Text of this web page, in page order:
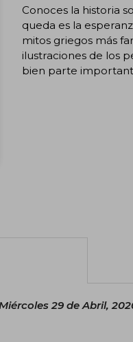
Conoces la historia
queda es la
mitos griegos más
ilustraciones de los
bien parte
Miércoles 29 de Abril,